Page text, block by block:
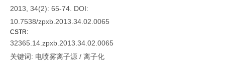
2013, 34(2): 65-74. DOI:
10.7538/zpxb.2013.34.02.0065
CSTR:
32365.14.zpxb.2013.34.02.0065
关键词: 电喷雾离子源 / 离子化